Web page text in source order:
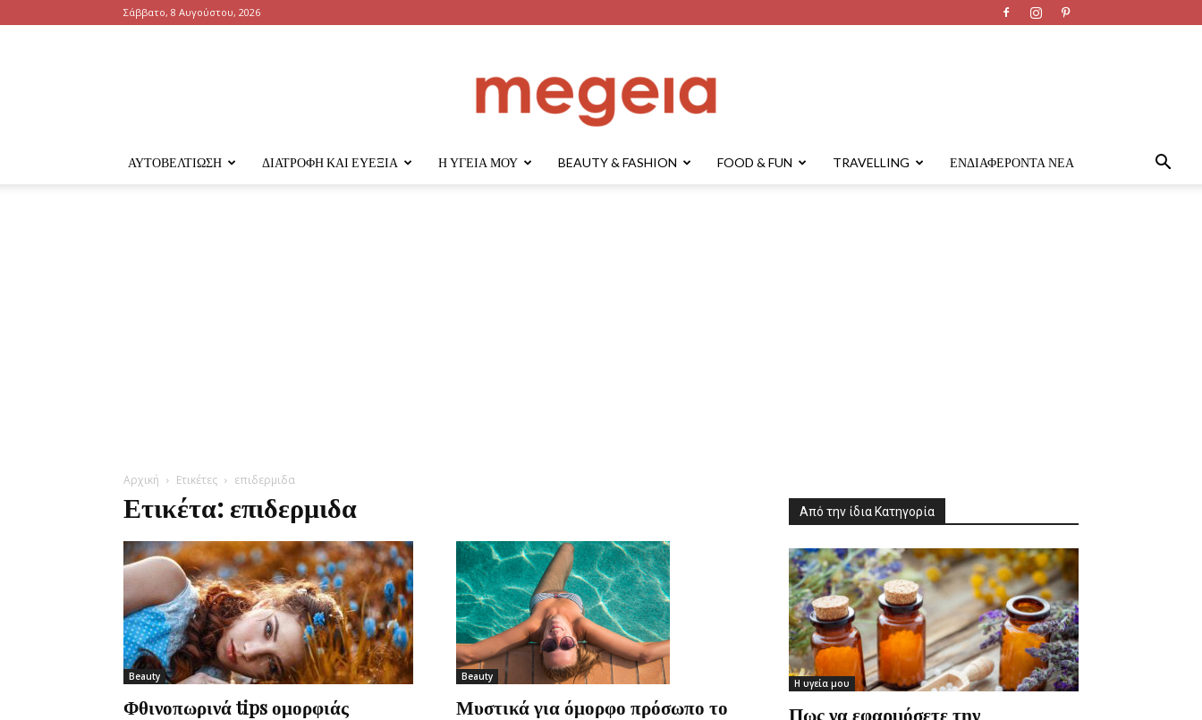
Σάββατο, 8 Αυγούστου, 2026
ΑΥΤΟΒΕΛΤΊΩΣΗ ΔΙΑΤΡΟΦΉ ΚΑΙ ΕΥΕΞΊΑ Η ΥΓΕΊΑ ΜΟΥ BEAUTY & FASHION FOOD & FUN TRAVELLING ΕΝΔΙΑΦΈΡΟΝΤΑ ΝΈΑ
Αρχική Ετικέτες επιδερμιδα
Ετικέτα: επιδερμιδα
Beauty
Φθινοπωρινά tips ομορφιάς
Beauty
Μυστικά για όμορφο πρόσωπο το
Από την ίδια Κατηγορία
Η υγεία μου
Πως να εφαρμόσετε την